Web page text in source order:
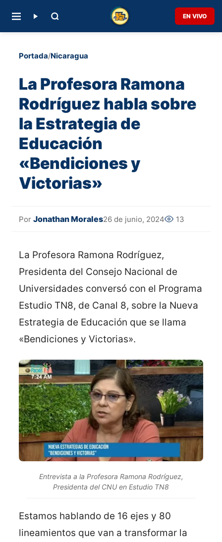
EN VIVO
Portada/Nicaragua
La Profesora Ramona
Rodríguez habla sobre
la Estrategia de
Educación
«Bendiciones y
Victorias»
Por Jonathan Morales26 de junio, 2024 13
La Profesora Ramona Rodríguez,
Presidenta del Consejo Nacional de
Universidades conversó con el Programa
Estudio TN8, de Canal 8, sobre la Nueva
Estrategia de Educación que se llama
«Bendiciones y Victorias».
Entrevista a la Profesora Ramona Rodríguez,
Presidenta del CNU en Estudio TN8
Estamos hablando de 16 ejes y 80
lineamientos que van a transformar la